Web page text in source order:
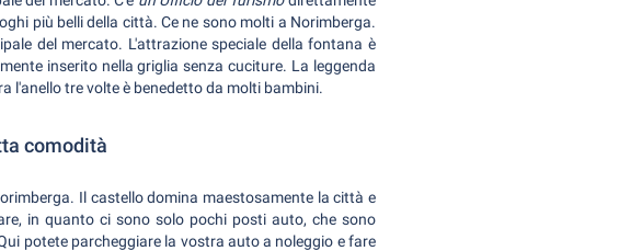
più belli della città. Ce ne sono molti a Norimberga.
del mercato. L'attrazione speciale della fontana è
inserito nella griglia senza cuciture. La leggenda
l'anello tre volte è benedetto da molti bambini.
comodità
Il castello domina maestosamente la città e
in quanto ci sono solo pochi posti auto, che sono
potete parcheggiare la vostra auto a noleggio e fare